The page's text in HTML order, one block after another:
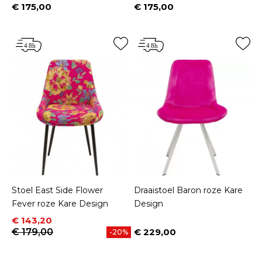
Prijs
€ 175,00 Prijs
€ 175,00
Stoel East Side Flower
Fever roze Kare Design
Prijs
€ 143,20
Normale prijs
€ 179,00
-20%
Draaistoel Baron roze Kare
Design
Prijs
€ 229,00